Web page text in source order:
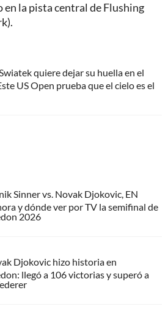
en la pista central de Flushing
quiere dejar su huella en el
US Open prueba que el cielo es el
Sinner vs. Novak Djokovic, EN
y dónde ver por TV la semifinal de
2026
Djokovic hizo historia en
llegó a 106 victorias y superó a